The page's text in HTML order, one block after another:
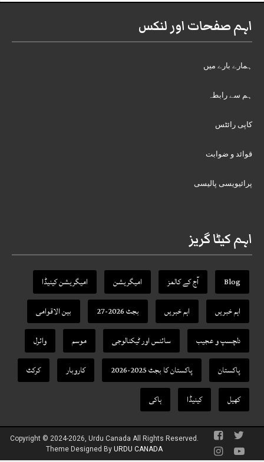
اہم صفحات اور لنکس
ہمارے بارے میں
ہم سے رابطہ
کاپی رائٹس
قوائد و ضوابت
پرائیویسی پالیسی
اہم کیٹا گریز
Blog آج کے کالمز امیگریشن
امیگریشن کینیڈا
اہم خبریں
اہم خبریں بجٹ 2026-27
بین الاقوامی
دلچسپ و عجیب
سائنس اور ٹیکنالوجی موسم
وائرل
پاکستان
پاکستان کا بجٹ 2025-2026 کاروبار
کرکٹ
کھیل
کینیڈا ہاکی
Copyright © 2024-2026, Urdu Canada All Rights Reserved.
Theme Designed By URDU CANADA